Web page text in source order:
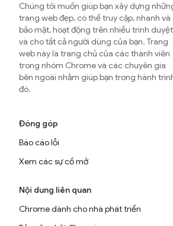
Chúng tôi muốn giúp bạn xây dựng
trang web đẹp, có thể truy cập, nhanh và
bảo mật, hoạt động trên nhiều trình duyệt
và cho tất cả người dùng của bạn. Trang
web này là trang chủ của các thành viên
trong nhóm Chrome và các chuyên gia
bên ngoài nhằm giúp bạn trong hành
đó.
Đóng góp
Báo cáo lỗi
Xem các sự cố mở
Nội dung liên quan
Chrome dành cho nhà phát triển